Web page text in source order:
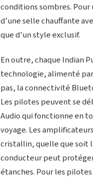
conditions sombres.
d’une selle chauffante
que d’un style exclusif.
En outre, chaque Indian
technologie, alimenté par
pas, la connectivité
Les pilotes peuvent se
Audio qui fonctionne en
voyage. Les
cristallin, quelle que soit
conducteur peut
étanches. Pour les